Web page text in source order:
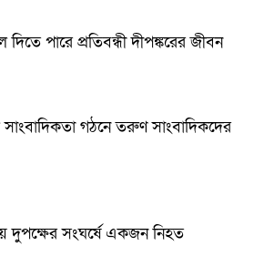
পারে প্রতিবন্ধী দীপঙ্করের জীবন
সাংবাদিকতা গঠনে তরুণ সাংবাদিকদের
দুপক্ষের সংঘর্ষে একজন নিহত